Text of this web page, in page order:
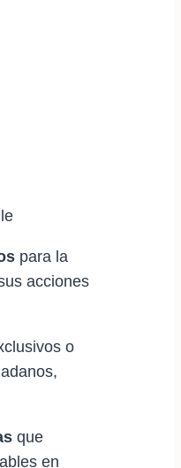
para la
acciones
o
que
en